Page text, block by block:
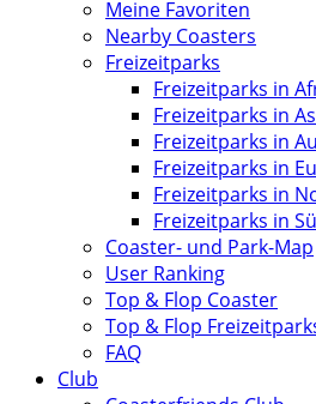
Meine Favoriten
Nearby Coasters
Freizeitparks
Freizeitparks in
Freizeitparks in
Freizeitparks in
Freizeitparks in
Freizeitparks in
Freizeitparks in
Coaster- und Park-Map
User Ranking
Top & Flop Coaster
Top & Flop
FAQ
Club